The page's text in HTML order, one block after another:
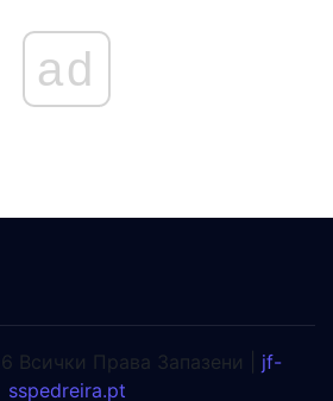
ad
Всички Права Запазени | jf-
sspedreira.pt